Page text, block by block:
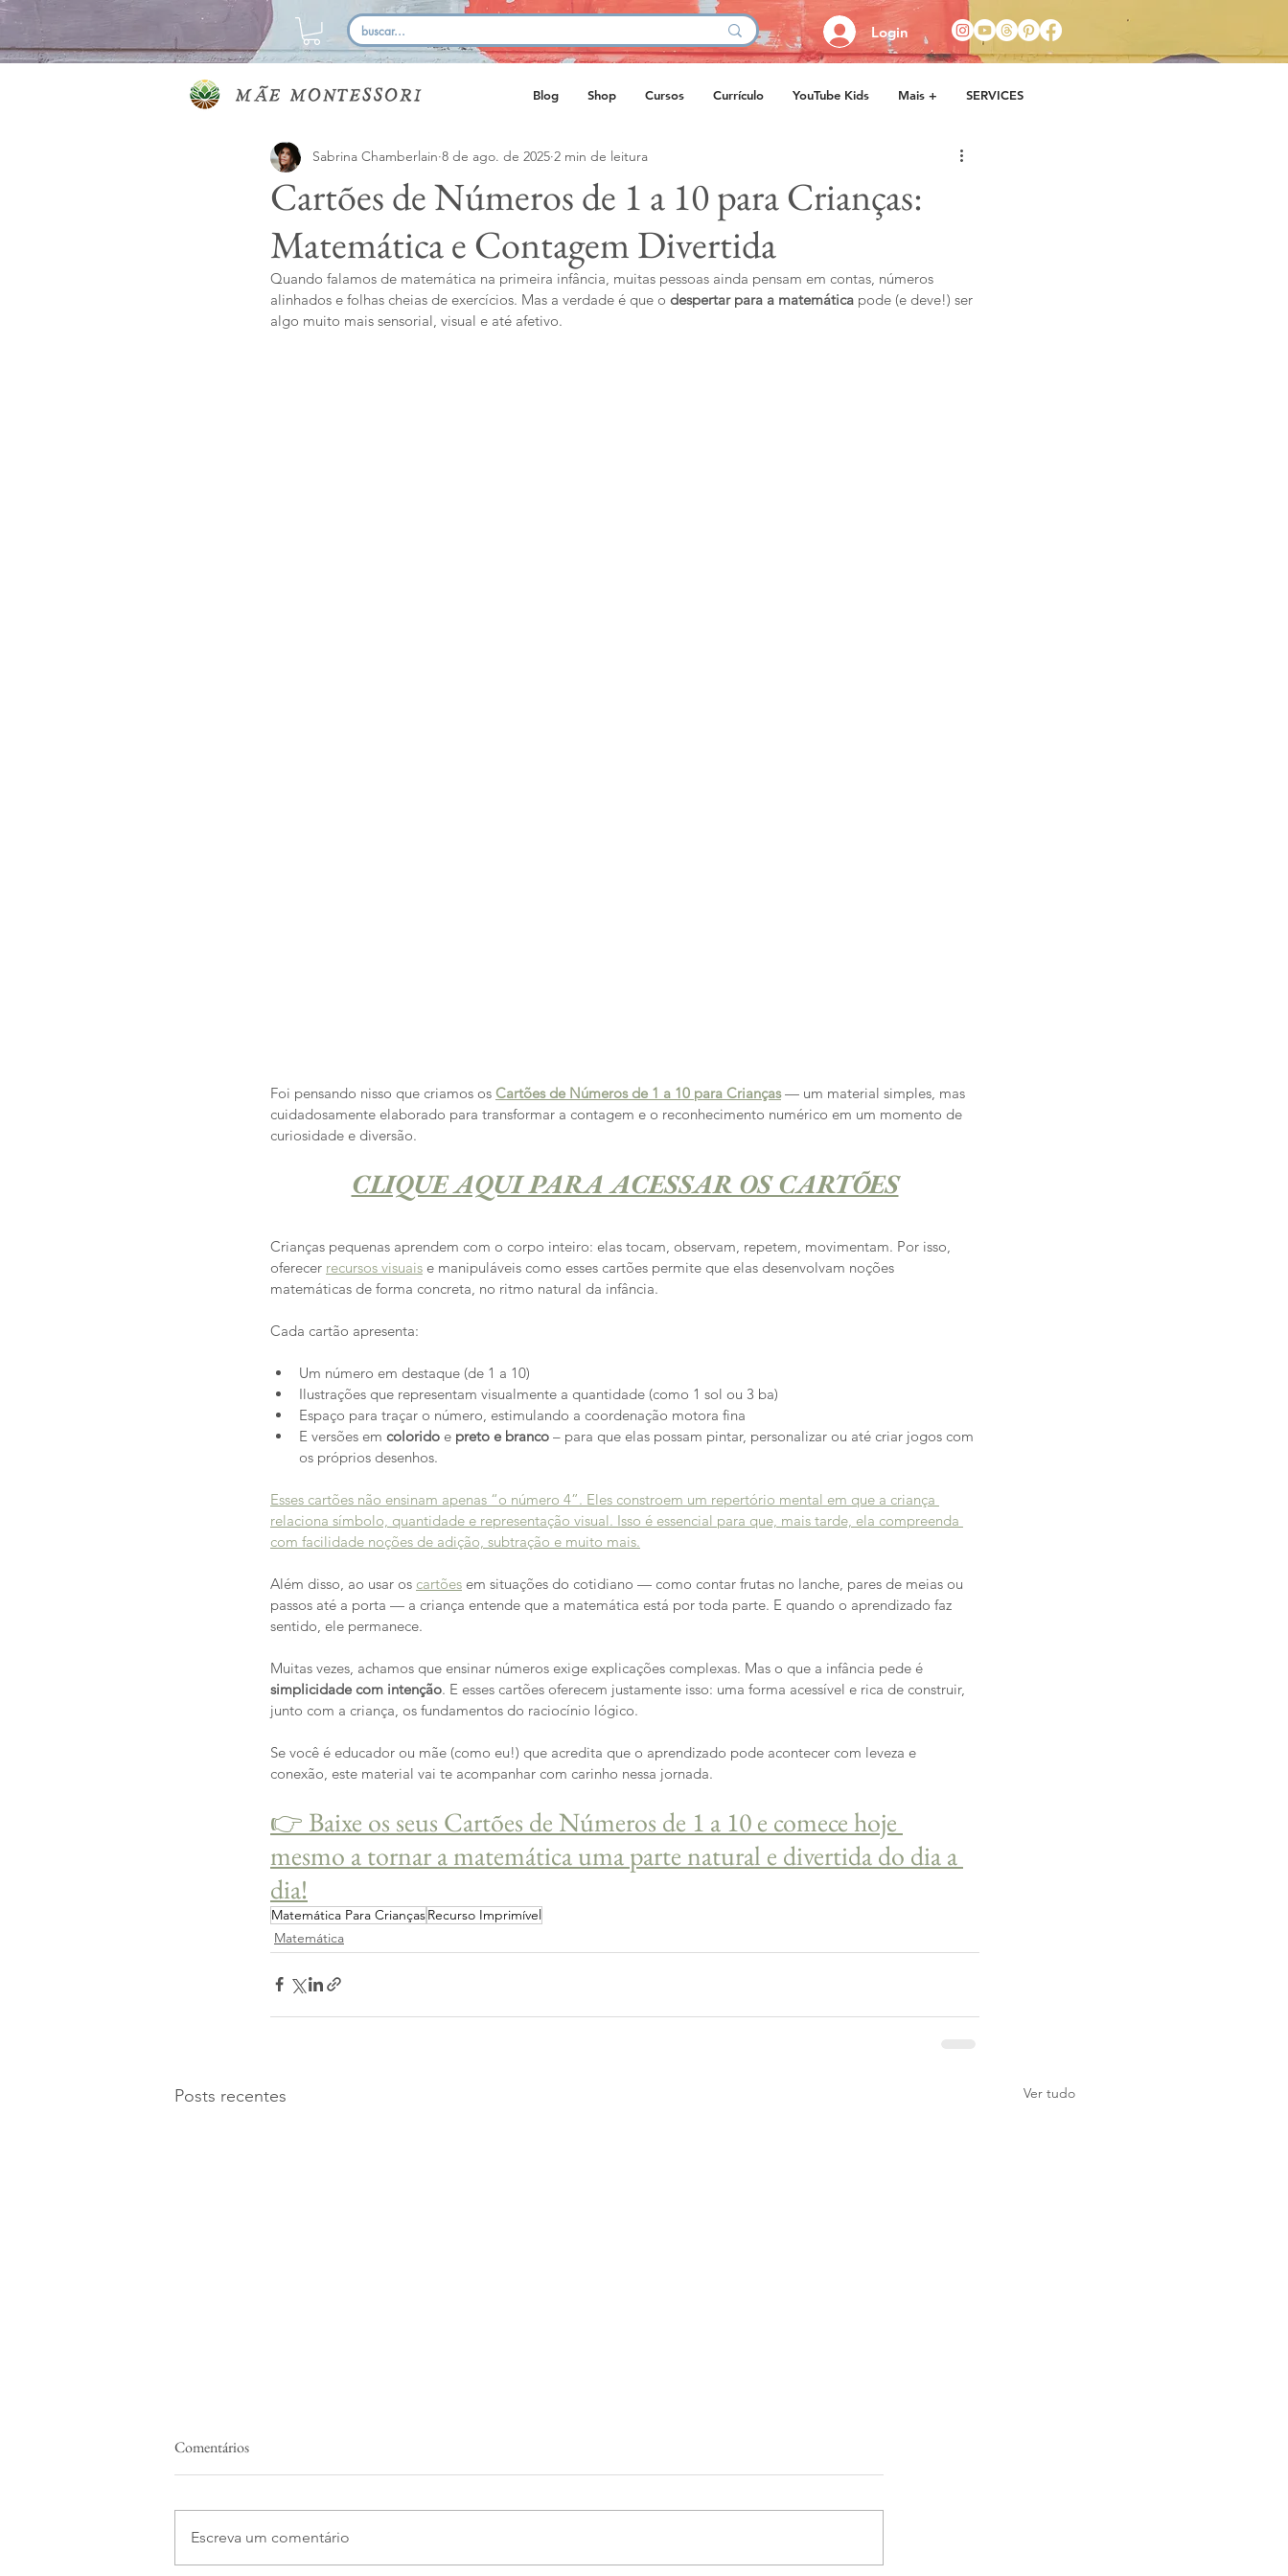
Login
Blog Shop Cursos Currículo YouTube Kids Mais + SERVICES
Cartões de Números de 1 a 10 para Crianças:
Matemática e Contagem Divertida
Sabrina Chamberlain 8 de ago. de 2025 2 min de leitura
Quando falamos de matemática na primeira infância, muitas pessoas ainda pensam em contas, números
alinhados e folhas cheias de exercícios. Mas a verdade é que o despertar para a matemática pode (e deve!) ser
algo muito mais sensorial, visual e até afetivo.
Foi pensando nisso que criamos os Cartões de Números de 1 a 10 para Crianças — um material simples, mas
cuidadosamente elaborado para transformar a contagem e o reconhecimento numérico em um momento de
curiosidade e diversão.
CLIQUE AQUI PARA ACESSAR OS CARTÕES
Crianças pequenas aprendem com o corpo inteiro: elas tocam, observam, repetem, movimentam. Por isso,
oferecer recursos visuais e manipuláveis como esses cartões permite que elas desenvolvam noções
matemáticas de forma concreta, no ritmo natural da infância.
Cada cartão apresenta:
Um número em destaque (de 1 a 10)
Ilustrações que representam visualmente a quantidade (como 1 sol ou 3 ba)
Espaço para traçar o número, estimulando a coordenação motora fina
E versões em colorido e preto e branco – para que elas possam pintar, personalizar ou até criar jogos com
os próprios desenhos.
Esses cartões não ensinam apenas “o número 4”. Eles constroem um repertório mental em que a criança
relaciona símbolo, quantidade e representação visual. Isso é essencial para que, mais tarde, ela compreenda
com facilidade noções de adição, subtração e muito mais.
Além disso, ao usar os cartões em situações do cotidiano — como contar frutas no lanche, pares de meias ou
passos até a porta — a criança entende que a matemática está por toda parte. E quando o aprendizado faz
sentido, ele permanece.
Muitas vezes, achamos que ensinar números exige explicações complexas. Mas o que a infância pede é
simplicidade com intenção. E esses cartões oferecem justamente isso: uma forma acessível e rica de construir,
junto com a criança, os fundamentos do raciocínio lógico.
Se você é educador ou mãe (como eu!) que acredita que o aprendizado pode acontecer com leveza e
conexão, este material vai te acompanhar com carinho nessa jornada.
👉 Baixe os seus Cartões de Números de 1 a 10 e comece hoje
mesmo a tornar a matemática uma parte natural e divertida do dia a
dia!
Matemática Para CriançasRecurso Imprimível
Matemática
Posts recentes Ver tudo
Comentários
Escreva um comentário